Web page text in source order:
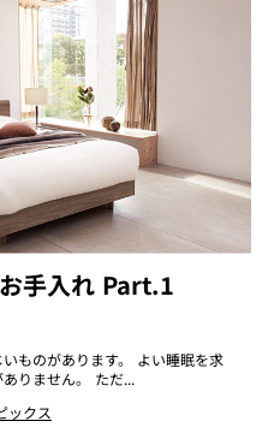
手入れ Part.1
ものがあります。 よい睡眠を求
りません。 ただ...
ックス